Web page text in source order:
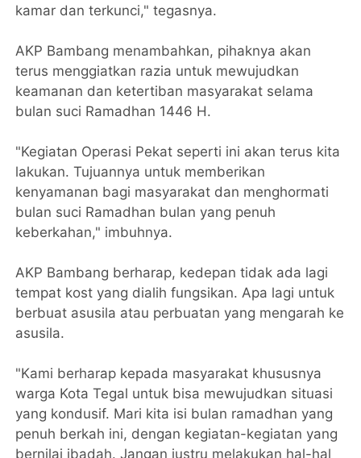
kamar dan terkunci," tegasnya.
AKP Bambang menambahkan, pihaknya akan
terus menggiatkan razia untuk mewujudkan
keamanan dan ketertiban masyarakat selama
bulan suci Ramadhan 1446 H.
"Kegiatan Operasi Pekat seperti ini akan terus kita
lakukan. Tujuannya untuk memberikan
kenyamanan bagi masyarakat dan menghormati
bulan suci Ramadhan bulan yang penuh
keberkahan," imbuhnya.
AKP Bambang berharap, kedepan tidak ada lagi
tempat kost yang dialih fungsikan. Apa lagi untuk
berbuat asusila atau perbuatan yang mengarah ke
asusila.
"Kami berharap kepada masyarakat khususnya
warga Kota Tegal untuk bisa mewujudkan situasi
yang kondusif. Mari kita isi bulan ramadhan yang
penuh berkah ini, dengan kegiatan-kegiatan yang
bernilai ibadah. Jangan justru melakukan hal-hal